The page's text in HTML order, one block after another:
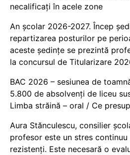
necalificați în acele zone
An școlar 2026-2027. Încep
repartizarea posturilor pe
aceste ședințe se prezintă
la concursul de Titularizare
BAC 2026 – sesiunea de
5.800 de absolvenți de liceu
Limba străină – oral / Ce
Aura Stănculescu, consilier
profesor este un stres
rezistenți. Este necesară o